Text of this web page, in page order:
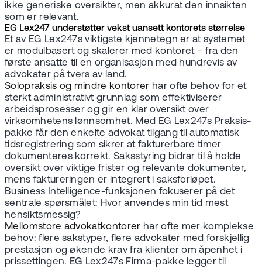
ikke generiske oversikter, men akkurat den innsikten
som er relevant.
EG Lex247 understøtter vekst uansett kontorets størrelse
Et av EG Lex247s viktigste kjennetegn er at systemet
er modulbasert og skalerer med kontoret – fra den
første ansatte til en organisasjon med hundrevis av
advokater på tvers av land.
Solopraksis og mindre kontorer har ofte behov for et
sterkt administrativt grunnlag som effektiviserer
arbeidsprosesser og gir en klar oversikt over
virksomhetens lønnsomhet. Med EG Lex247s Praksis-
pakke får den enkelte advokat tilgang til automatisk
tidsregistrering som sikrer at fakturerbare timer
dokumenteres korrekt. Saksstyring bidrar til å holde
oversikt over viktige frister og relevante dokumenter,
mens faktureringen er integrert i saksforløpet.
Business Intelligence-funksjonen fokuserer på det
sentrale spørsmålet: Hvor anvendes min tid mest
hensiktsmessig?
Mellomstore advokatkontorer har ofte mer komplekse
behov: flere sakstyper, flere advokater med forskjellig
prestasjon og økende krav fra klienter om åpenhet i
prissettingen. EG Lex247s Firma-pakke legger til